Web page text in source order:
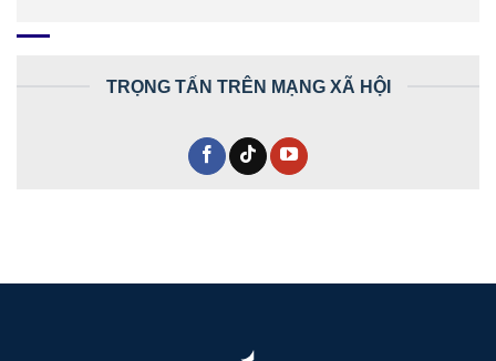
TRỌNG TẤN TRÊN MẠNG XÃ HỘI